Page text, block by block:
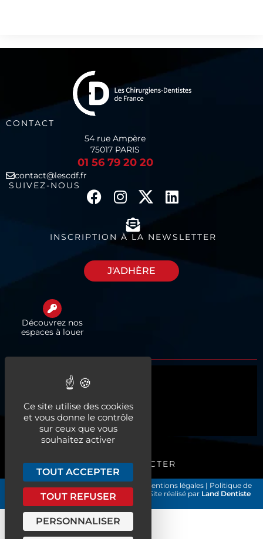
CONTACT
54 rue Ampère
75017 PARIS
01 56 79 20 20
contact@lescdf.fr
SUIVEZ-NOUS
INSCRIPTION À LA NEWSLETTER
J'ADHÈRE
Découvrez nos
espaces à louer
Qui sommes-nous ?
Actualités
Nos services
ME CONNECTER
Les Chirurgiens-Dentistes de France Mentions légales | Politique de
confidentialité et gestion des cookies
| Site réalisé par Land Dentiste
Ce site utilise des cookies
et vous donne le contrôle
sur ceux que vous
souhaitez activer
TOUT ACCEPTER
TOUT REFUSER
PERSONNALISER